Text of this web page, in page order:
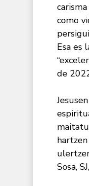
como
Esa es
de
Sosa,